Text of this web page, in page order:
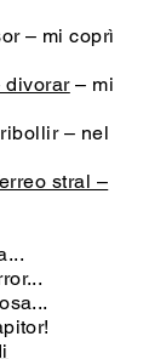
– mi coprì
divorar– mi
– nel
stral –